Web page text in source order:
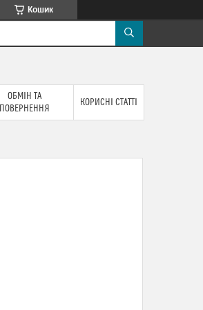
Кошик
ОБМІН ТА
ПОВЕРНЕННЯ
КОРИСНІ СТАТТІ